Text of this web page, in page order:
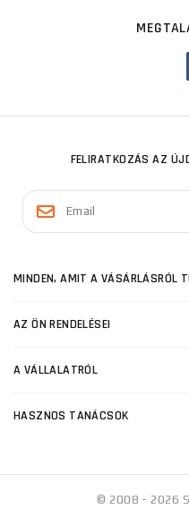
FELIRATKOZÁS AZ
MINDEN, AMIT A VÁSÁRLÁSRÓL
AZ ÖN RENDELÉSEI
A VÁLLALATRÓL
HASZNOS TANÁCSOK
© 2008 - 2026